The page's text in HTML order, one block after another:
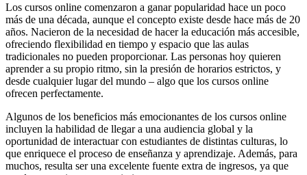
Los cursos online comenzaron a ganar popularidad hace un poco
más de una década, aunque el concepto existe desde hace más de 20
años. Nacieron de la necesidad de hacer la educación más accesible,
ofreciendo flexibilidad en tiempo y espacio que las aulas
tradicionales no pueden proporcionar. Las personas hoy quieren
aprender a su propio ritmo, sin la presión de horarios estrictos, y
desde cualquier lugar del mundo – algo que los cursos online
ofrecen perfectamente.
Algunos de los beneficios más emocionantes de los cursos online
incluyen la habilidad de llegar a una audiencia global y la
oportunidad de interactuar con estudiantes de distintas culturas, lo
que enriquece el proceso de enseñanza y aprendizaje. Además, para
muchos, resulta ser una excelente fuente extra de ingresos, ya que